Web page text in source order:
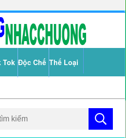
Tok Độc Chế Thể Loại